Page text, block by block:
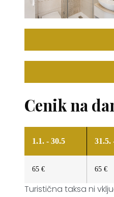
Cenik na
1.1. - 30.5 31.5.
65 € 65 €
Turistična taksa ni